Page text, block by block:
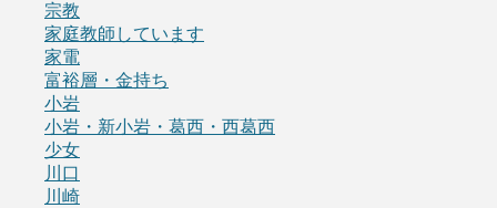
宗教
家庭教師しています
家電
富裕層・金持ち
小岩
小岩・新小岩・葛西・西葛西
少女
川口
川崎